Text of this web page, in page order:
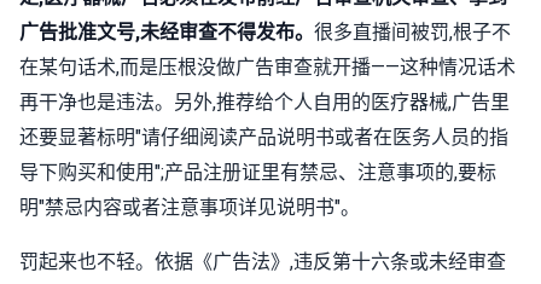
广告批准文号,未经审查不得发布。 很多直播间被罚,根子不
在某句话术,而是压根没做广告审查就开播——这种情况话术
再干净也是违法。另外,推荐给个人自用的医疗器械,广告里
还要显著标明"请仔细阅读产品说明书或者在医务人员的指
导下购买和使用";产品注册证里有禁忌、注意事项的,要标
明"禁忌内容或者注意事项详见说明书"。
罚起来也不轻。依据《广告法》,违反第十六条或未经审查